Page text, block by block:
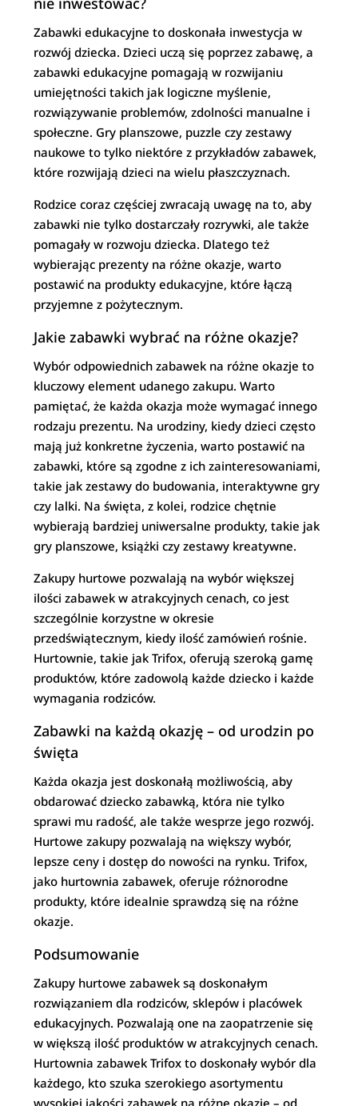
Zabawki edukacyjne to doskonała inwestycja w
rozwój dziecka. Dzieci uczą się poprzez zabawę, a
zabawki edukacyjne pomagają w rozwijaniu
umiejętności takich jak logiczne myślenie,
rozwiązywanie problemów, zdolności manualne i
społeczne. Gry planszowe, puzzle czy zestawy
naukowe to tylko niektóre z przykładów zabawek,
które rozwijają dzieci na wielu płaszczyznach.
Rodzice coraz częściej zwracają uwagę na to, aby
zabawki nie tylko dostarczały rozrywki, ale także
pomagały w rozwoju dziecka. Dlatego też
wybierając prezenty na różne okazje, warto
postawić na produkty edukacyjne, które łączą
przyjemne z pożytecznym.
Jakie zabawki wybrać na różne okazje?
Wybór odpowiednich zabawek na różne okazje to
kluczowy element udanego zakupu. Warto
pamiętać, że każda okazja może wymagać innego
rodzaju prezentu. Na urodziny, kiedy dzieci często
mają już konkretne życzenia, warto postawić na
zabawki, które są zgodne z ich zainteresowaniami,
takie jak zestawy do budowania, interaktywne gry
czy lalki. Na święta, z kolei, rodzice chętnie
wybierają bardziej uniwersalne produkty, takie jak
gry planszowe, książki czy zestawy kreatywne.
Zakupy hurtowe pozwalają na wybór większej
ilości zabawek w atrakcyjnych cenach, co jest
szczególnie korzystne w okresie
przedświątecznym, kiedy ilość zamówień rośnie.
Hurtownie, takie jak Trifox, oferują szeroką gamę
produktów, które zadowolą każde dziecko i każde
wymagania rodziców.
Zabawki na każdą okazję – od urodzin po
święta
Każda okazja jest doskonałą możliwością, aby
obdarować dziecko zabawką, która nie tylko
sprawi mu radość, ale także wesprze jego rozwój.
Hurtowe zakupy pozwalają na większy wybór,
lepsze ceny i dostęp do nowości na rynku. Trifox,
jako hurtownia zabawek, oferuje różnorodne
produkty, które idealnie sprawdzą się na różne
okazje.
Podsumowanie
Zakupy hurtowe zabawek są doskonałym
rozwiązaniem dla rodziców, sklepów i placówek
edukacyjnych. Pozwalają one na zaopatrzenie się
w większą ilość produktów w atrakcyjnych cenach.
Hurtownia zabawek Trifox to doskonały wybór dla
każdego, kto szuka szerokiego asortymentu
wysokiej jakości zabawek na różne okazje – od